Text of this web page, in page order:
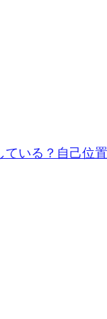
ている？自己位